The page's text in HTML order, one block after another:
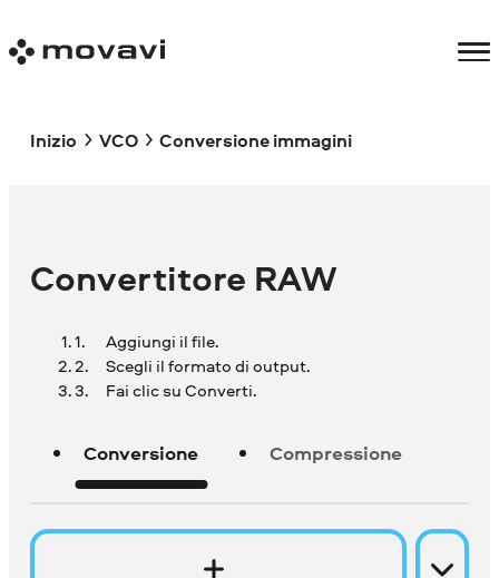
Inizio VCO Conversione immagini
Convertitore RAW
Aggiungi il file.
Scegli il formato di output.
Fai clic su Converti.
Conversione Compressione